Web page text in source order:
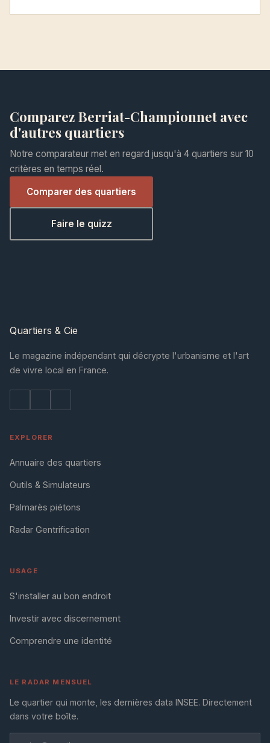
Comparez Berriat-Championnet avec
d'autres quartiers
Notre comparateur met en regard jusqu'à 4 quartiers sur 10
critères en temps réel.
Comparer des quartiers
Faire le quizz
Quartiers & Cie
Le magazine indépendant qui décrypte l'urbanisme et l'art
de vivre local en France.
EXPLORER
Annuaire des quartiers
Outils & Simulateurs
Palmarès piétons
Radar Gentrification
USAGE
S'installer au bon endroit
Investir avec discernement
Comprendre une identité
LE RADAR MENSUEL
Le quartier qui monte, les dernières data INSEE. Directement
dans votre boîte.